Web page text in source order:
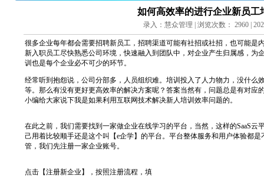
如何高效率的进行企业新员工
录入：慧众管理 | 浏览次数： 2960 |
很多企业每年都会需要招聘新员工，招聘渠道可能有社招或社招，也可能是
新入职员工尽快熟悉公司环境，快速融入到团队中，对企业产生归属感，为
训也是每个企业必不可少的环节。
经常听到抱怨说，公司分部多，人员组织难。培训投入了人力物力，没什么
等。那么有没有更好更高效率的解决方案呢？答案当然有，问题总是有对应
小编给大家说下我是如果利用互联网技术解决新人培训效率问题的。
在此之前，我们需要找到一家做企业在线学习的平台，当然，这样的SaaS云
己用着比较顺手还是这个叫【e企学】的平台。平台整体服务和用户体验都
管，我们先注册一家企业账号。
点击【注册新企业】，按照注册流程，填